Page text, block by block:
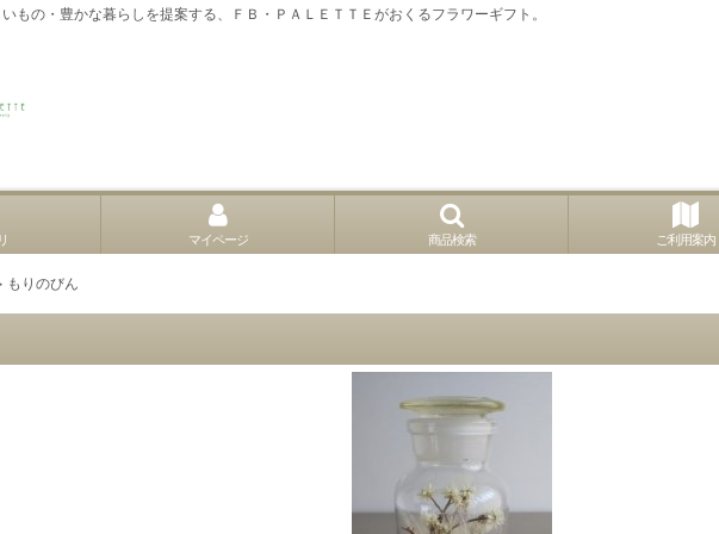
もの・豊かな暮らしを提案する、ＦＢ・ＰＡＬＥＴＴＥがおくるフラワーギフト。
マイページ 商品検索 ご利用案内
もりのびん